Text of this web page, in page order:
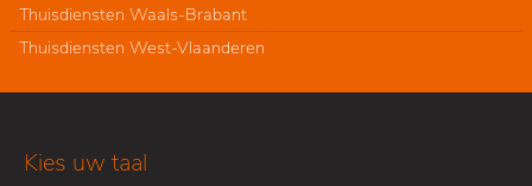
Thuisdiensten Waals-Brabant
Thuisdiensten West-Vlaanderen
Kies uw taal